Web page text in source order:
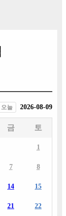
오늘 2026-08-09
금 토
1
7 8
14 15
21 22